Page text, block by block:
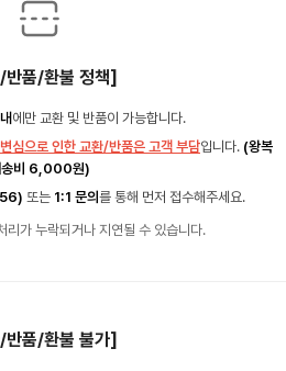
반품/환불 정책]
에만 교환 및 반품이 가능합니다.
심으로 인한 교환/반품은 고객 부담입니다. (왕복
송비 6,000원)
또는 1:1 문의 를 통해 먼저 접수해주세요.
리가 누락되거나 지연될 수 있습니다.
반품/환불 불가]